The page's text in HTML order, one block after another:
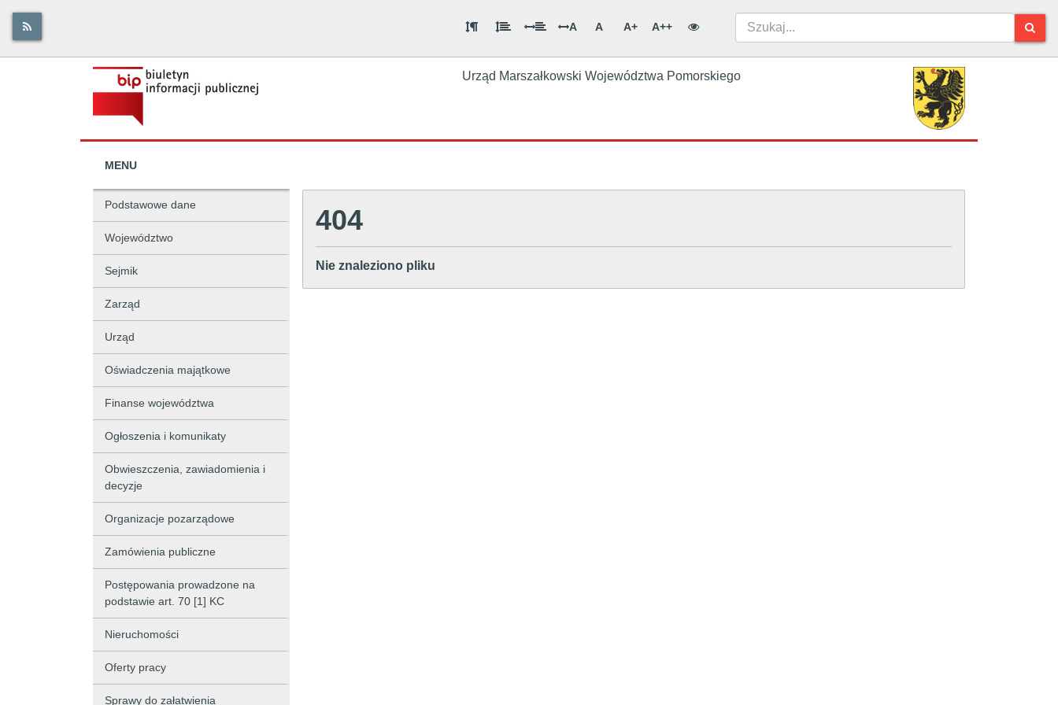
A A A+ A++
Urząd Marszałkowski Województwa Pomorskiego
MENU
Podstawowe dane
Województwo
Sejmik
Zarząd
Urząd
Oświadczenia majątkowe
Finanse województwa
Ogłoszenia i komunikaty
Obwieszczenia, zawiadomienia i
decyzje
Organizacje pozarządowe
Zamówienia publiczne
Postępowania prowadzone na
podstawie art. 70 [1] KC
Nieruchomości
Oferty pracy
Sprawy do załatwienia
404
Nie znaleziono pliku